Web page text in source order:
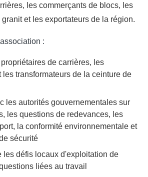
les commerçants de blocs, les
et les exportateurs de la région.
:
de carrières, les
les transformateurs de la ceinture de
les autorités gouvernementales sur
les questions de redevances, les
la conformité environnementale et
sécurité
les défis locaux d'exploitation de
liées au travail